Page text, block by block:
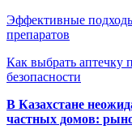
Эффективные
препаратов
Как выбрать
безопасности
В Казахстане
частных домов: